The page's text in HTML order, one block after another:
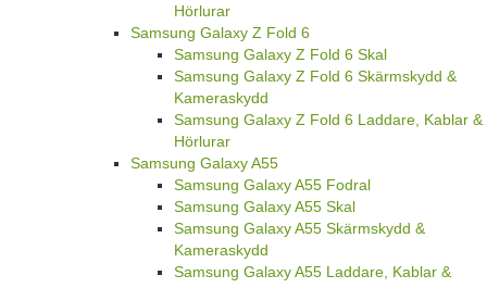
Hörlurar
Samsung Galaxy Z Fold 6
Samsung Galaxy Z Fold 6 Skal
Samsung Galaxy Z Fold 6 Skärmskydd &
Kameraskydd
Samsung Galaxy Z Fold 6 Laddare, Kablar &
Hörlurar
Samsung Galaxy A55
Samsung Galaxy A55 Fodral
Samsung Galaxy A55 Skal
Samsung Galaxy A55 Skärmskydd &
Kameraskydd
Samsung Galaxy A55 Laddare, Kablar &